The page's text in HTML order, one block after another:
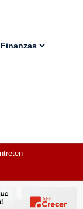
Finanzas